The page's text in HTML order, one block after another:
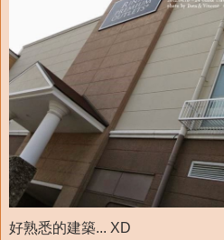
好熟悉的建築... XD